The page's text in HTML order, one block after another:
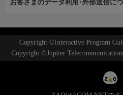
お客さまのデータ利用･外部送信に
Copyright ©Interactive Program
Copyright ©Jupiter